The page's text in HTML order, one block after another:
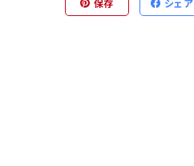
保存 シェア